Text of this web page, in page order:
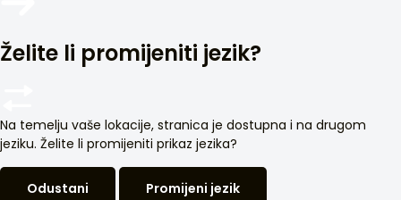
Želite li promijeniti jezik?
Na temelju vaše lokacije, stranica je dostupna i na drugom
jeziku. Želite li promijeniti prikaz jezika?
Odustani Promijeni jezik